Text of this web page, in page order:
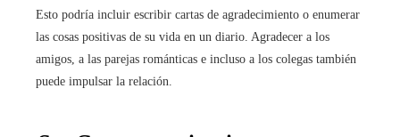
Esto podría incluir escribir cartas de agradecimiento o enumerar
las cosas positivas de su vida en un diario. Agradecer a los
amigos, a las parejas románticas e incluso a los colegas también
puede impulsar la relación.